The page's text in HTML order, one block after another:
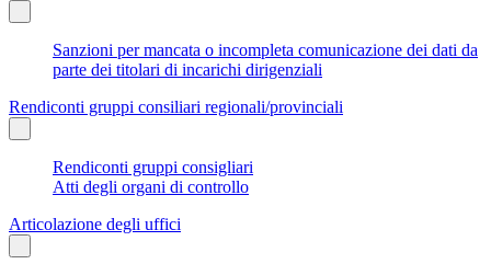
Sanzioni per mancata o incompleta comunicazione dei dati da
parte dei titolari di incarichi dirigenziali
Rendiconti gruppi consiliari regionali/provinciali
Rendiconti gruppi consigliari
Atti degli organi di controllo
Articolazione degli uffici